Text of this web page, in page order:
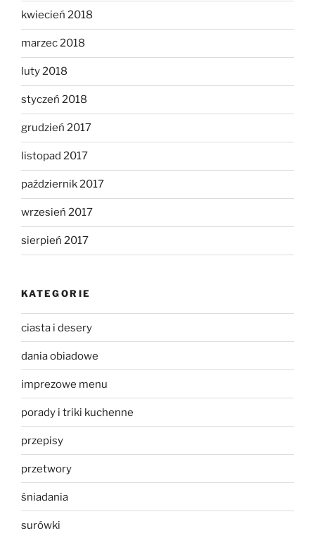
kwiecień 2018
marzec 2018
luty 2018
styczeń 2018
grudzień 2017
listopad 2017
październik 2017
wrzesień 2017
sierpień 2017
KATEGORIE
ciasta i desery
dania obiadowe
imprezowe menu
porady i triki kuchenne
przepisy
przetwory
śniadania
surówki